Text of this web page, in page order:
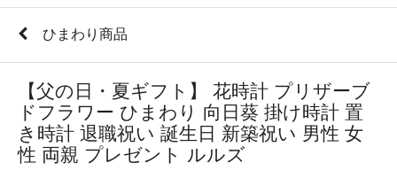
ひまわり商品
【父の日・夏ギフト】 花時計 プリザーブ
ドフラワー ひまわり 向日葵 掛け時計 置
き時計 退職祝い 誕生日 新築祝い 男性 女
性 両親 プレゼント ルルズ